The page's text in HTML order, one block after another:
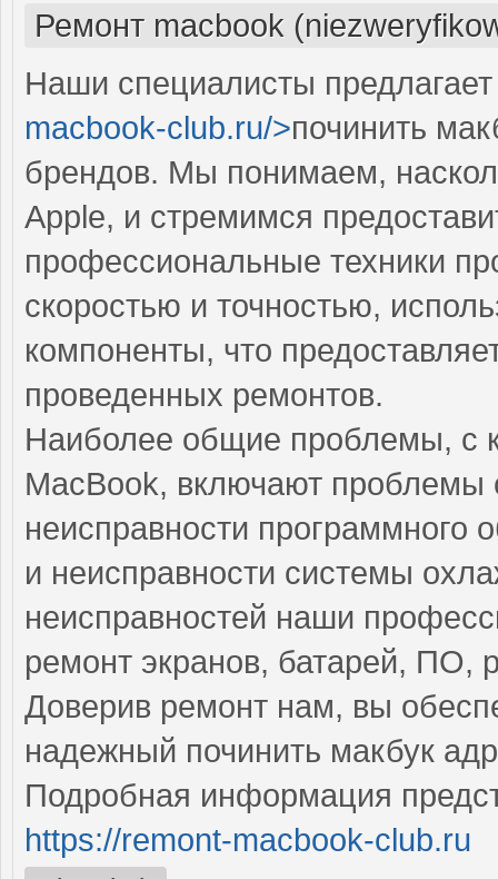
Ремонт macbook
Наши специалисты
macbook-club.ru/>починить
брендов. Мы понимаем,
Apple, и стремимся
профессиональные техники
скоростью и точностью,
компоненты, что
проведенных ремонтов.
Наиболее общие проблемы, с
MacBook, включают проблемы
неисправности
и неисправности системы
неисправностей наши
ремонт экранов, батарей, ПО,
Доверив ремонт нам, вы
надежный починить макбук
Подробная информация
https://remont-macbook-club.ru